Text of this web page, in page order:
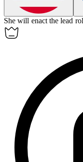
She will enact the lead